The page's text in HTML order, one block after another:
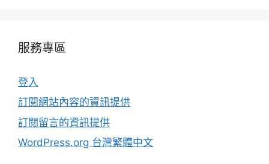
服務專區
登入
訂閱網站內容的資訊提供
訂閱留言的資訊提供
WordPress.org 台灣繁體中文